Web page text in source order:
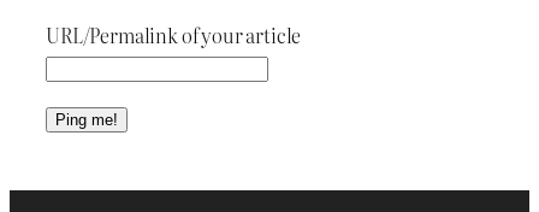
URL/Permalink of your article